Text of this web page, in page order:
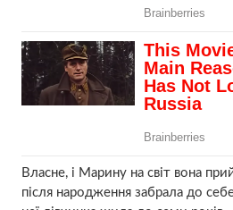
Власне, і Марину на світ вона
після народження забрала до